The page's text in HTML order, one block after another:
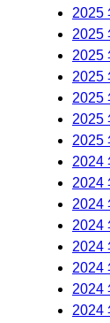
2025
2025
2025
2025
2025
2025
2025
2024
2024
2024
2024
2024
2024
2024
2024